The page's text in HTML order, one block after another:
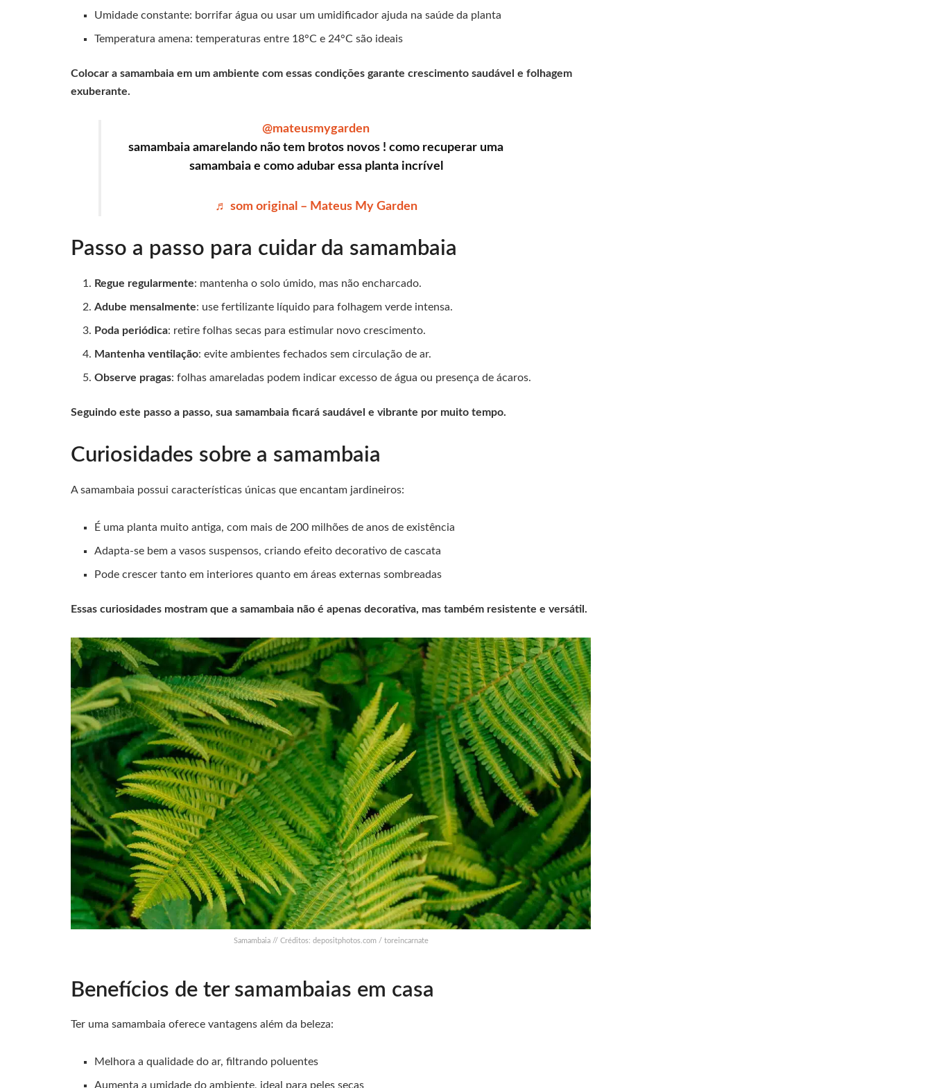
Umidade constante: borrifar água ou usar um umidificador ajuda na saúde da planta
Temperatura amena: temperaturas entre 18°C e 24°C são ideais
Colocar a samambaia em um ambiente com essas condições garante crescimento saudável e folhagem
exuberante.
@mateusmygarden
samambaia amarelando não tem brotos novos ! como recuperar uma
samambaia e como adubar essa planta incrível
♬ som original – Mateus My Garden
Passo a passo para cuidar da samambaia
Regue regularmente: mantenha o solo úmido, mas não encharcado.
Adube mensalmente: use fertilizante líquido para folhagem verde intensa.
Poda periódica: retire folhas secas para estimular novo crescimento.
Mantenha ventilação: evite ambientes fechados sem circulação de ar.
Observe pragas: folhas amareladas podem indicar excesso de água ou presença de ácaros.
Seguindo este passo a passo, sua samambaia ficará saudável e vibrante por muito tempo.
Curiosidades sobre a samambaia
A samambaia possui características únicas que encantam jardineiros:
É uma planta muito antiga, com mais de 200 milhões de anos de existência
Adapta-se bem a vasos suspensos, criando efeito decorativo de cascata
Pode crescer tanto em interiores quanto em áreas externas sombreadas
Essas curiosidades mostram que a samambaia não é apenas decorativa, mas também resistente e versátil.
Samambaia // Créditos: depositphotos.com / toreincarnate
Benefícios de ter samambaias em casa
Ter uma samambaia oferece vantagens além da beleza:
Melhora a qualidade do ar, filtrando poluentes
Aumenta a umidade do ambiente, ideal para peles secas